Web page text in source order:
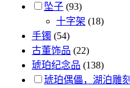
坠子 (93)
十字架 (18)
手镯 (54)
古董饰品 (22)
琥珀纪念品 (138)
琥珀偶儡，湖泊雕刻